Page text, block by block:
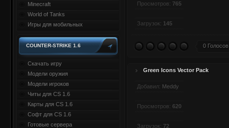
Minecraft
World of Tanks
Игры для мобильных
COUNTER-STRIKE 1.6
Скачать игру
Модели оружия
Модели игроков
Читы для CS 1.6
Карты для CS 1.6
Софт для CS 1.6
Готовые сервера
Просмотров: 765
Загрузок: 145
0 Голосов
Green Icons Vector Pack
Добавил: Meddy
Просмотров: 620
Загрузок: 72